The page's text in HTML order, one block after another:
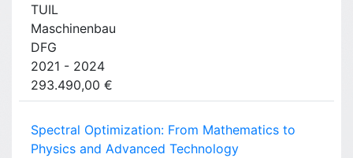
TUIL
Maschinenbau
DFG
2021 - 2024
293.490,00 €
Spectral Optimization: From Mathematics to
Physics and Advanced Technology